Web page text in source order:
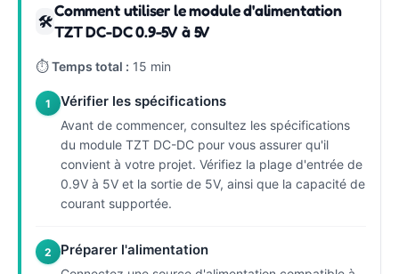
🛠
Comment utiliser le module d'alimentation
TZT DC-DC 0.9-5V à 5V
⏱Temps total : 15 min
1 Vérifier les spécifications
Avant de commencer, consultez les spécifications
du module TZT DC-DC pour vous assurer qu'il
convient à votre projet. Vérifiez la plage d'entrée de
0.9V à 5V et la sortie de 5V, ainsi que la capacité de
courant supportée.
2 Préparer l'alimentation